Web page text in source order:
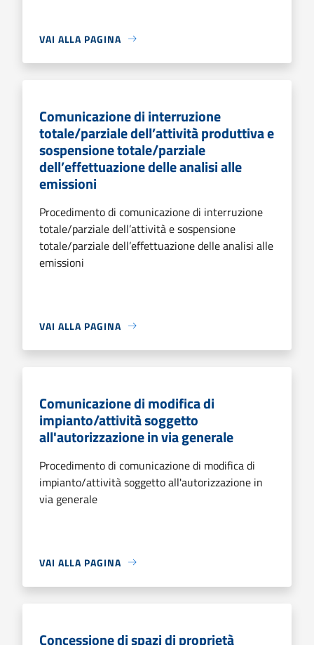
VAI ALLA PAGINA
Comunicazione di interruzione
totale/parziale dell’attività produttiva e
sospensione totale/parziale
dell’effettuazione delle analisi alle
emissioni
Procedimento di comunicazione di interruzione
totale/parziale dell’attività e sospensione
totale/parziale dell’effettuazione delle analisi alle
emissioni
VAI ALLA PAGINA
Comunicazione di modifica di
impianto/attività soggetto
all'autorizzazione in via generale
Procedimento di comunicazione di modifica di
impianto/attività soggetto all'autorizzazione in
via generale
VAI ALLA PAGINA
Concessione di spazi di proprietà